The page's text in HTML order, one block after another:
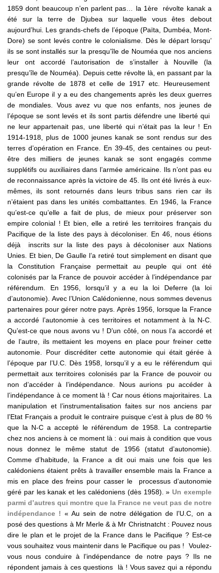
1859 dont beaucoup n’en parlent pas… la 1ère révolte kanak a
été sur la terre de Djubea sur laquelle vous êtes debout
aujourd’hui. Les grands-chefs de l’époque (Païta, Dumbéa, Mont-
Dore) se sont levés contre le colonialisme. Dès le départ lorsqu’
ils se sont installés sur la presqu’île de Nouméa que nos anciens
leur ont accordé l’autorisation de s’installer à Nouville (la
presqu’île de Nouméa). Depuis cette révolte là, en passant par la
grande révolte de 1878 et celle de 1917 etc. Heureusement
qu’en Europe il y a eu des changements après les deux guerres
de mondiales. Vous avez vu que nos enfants, nos jeunes de
l’époque se sont levés et ils sont partis défendre une liberté qui
ne leur appartenait pas, une liberté qui n’était pas la leur ! En
1914-1918, plus de 1000 jeunes kanak se sont rendus sur des
terres d’opération en France. En 39-45, des centaines ou peut-
être des milliers de jeunes kanak se sont engagés comme
supplétifs ou auxiliaires dans l’armée américaine. Ils n’ont pas eu
de reconnaissance après la victoire de 45. Ils ont été livrés à eux-
mêmes, ils sont retournés dans leurs tribus sans rien car ils
n’étaient pas dans les unités combattantes. En 1946, la France
qu’est-ce qu’elle a fait de plus, de mieux pour préserver son
empire colonial ! Et bien, elle a retiré les territoires français du
Pacifique de la liste des pays à décoloniser. En 46, nous étions
déjà inscrits sur la liste des pays à décoloniser aux Nations
Unies. Et bien, De Gaulle l’a retiré tout simplement en disant que
la Constitution Française permettait au peuple qui ont été
colonisés par la France de pouvoir accéder à l’indépendance par
référendum. En 1956, lorsqu’il y a eu la loi Deferre (la loi
d’autonomie). Avec l’Union Calédonienne, nous sommes devenus
partenaires pour gérer notre pays. Après 1956, lorsque la France
a accordé l’autonomie à ces territoires et notamment à la N-C.
Qu’est-ce que nous avons vu ! D’un côté, on nous l’a accordé et
de l’autre, ils mettaient les moyens en place pour freiner cette
autonomie. Pour discréditer cette autonomie qui était gérée à
l’époque par l’U.C. Dès 1958, lorsqu’il y a eu le référendum qui
permettait aux territoires colonisés par la France de pouvoir ou
non d’accéder à l’indépendance. Nous aurions pu accéder à
l’indépendance à ce moment là ! Car nous étions majoritaires. La
manipulation et l’instrumentalisation faites sur nos anciens par
l’Etat Français a produit le contraire puisque c’est à plus de 80 %
que la N-C a accepté le référendum de 1958. La contrepartie
chez nos anciens à ce moment là : oui mais à condition que vous
nous donnez le même statut de 1956 (statut d’autonomie).
Comme d’habitude, la France a dit oui mais une fois que les
calédoniens étaient prêts à travailler ensemble mais la France a
mis en place des freins pour casser le processus d’autonomie
géré par les kanak et les calédoniens (dès 1958). » Un exemple
parmi d’autres qui montre que la France ne veut pas de notre
indépendance ! « Au sein de notre délégation de l’U.C, on a
posé des questions à Mr Merle & à Mr Christnatcht : Pouvez nous
dire le plan et le projet de la France dans le Pacifique ? Est-ce
vous souhaitez vous maintenir dans le Pacifique ou pas ! Voulez-
vous nous conduire à l’indépendance de notre pays ? Ils ne
répondent jamais à ces questions là ! Vous savez qui a répondu